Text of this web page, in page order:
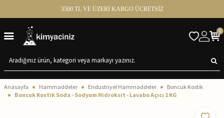
3500 TL VE ÜZERİ KARGO ÜCRETSİZ
0
Anasayfa Hammaddeler Endüstriyel Hammaddeler
Boncuk Kostik
Boncuk Kostik Soda - Sodyum Hidroksit - Lavabo Açıcı 1 KG